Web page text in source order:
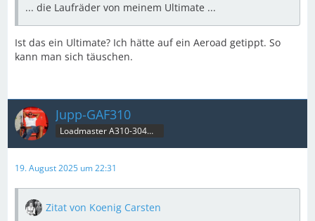
... die Laufräder von meinem Ultimate ...
Ist das ein Ultimate? Ich hätte auf ein Aeroad getippt. So
kann man sich täuschen.
Jupp-GAF310
Loadmaster A310-304MRT & B707C
19. August 2025 um 22:31
Zitat von Koenig Carsten